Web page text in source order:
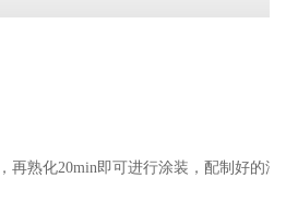
熟化20min即可进行涂装，配制好的漆